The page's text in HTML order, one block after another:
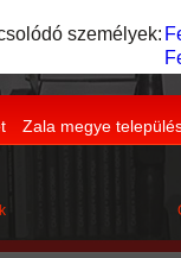
személyek:
Zala megye